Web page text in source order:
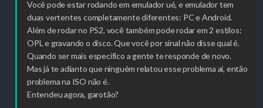
Você pode estar rodando em emulador ué, e emulador tem
duas vertentes completamente diferentes: PC e Android.
Além de rodar no PS2, você também pode rodar em 2 estilos:
OPL e gravando o disco. Que você por sinal não disse qual é.
Quando ser mais específico a gente te responde de novo.
Mas já te adianto que ninguém relatou esse problema aí, então
problema na ISO não é.
Entendeu agora, garotão?